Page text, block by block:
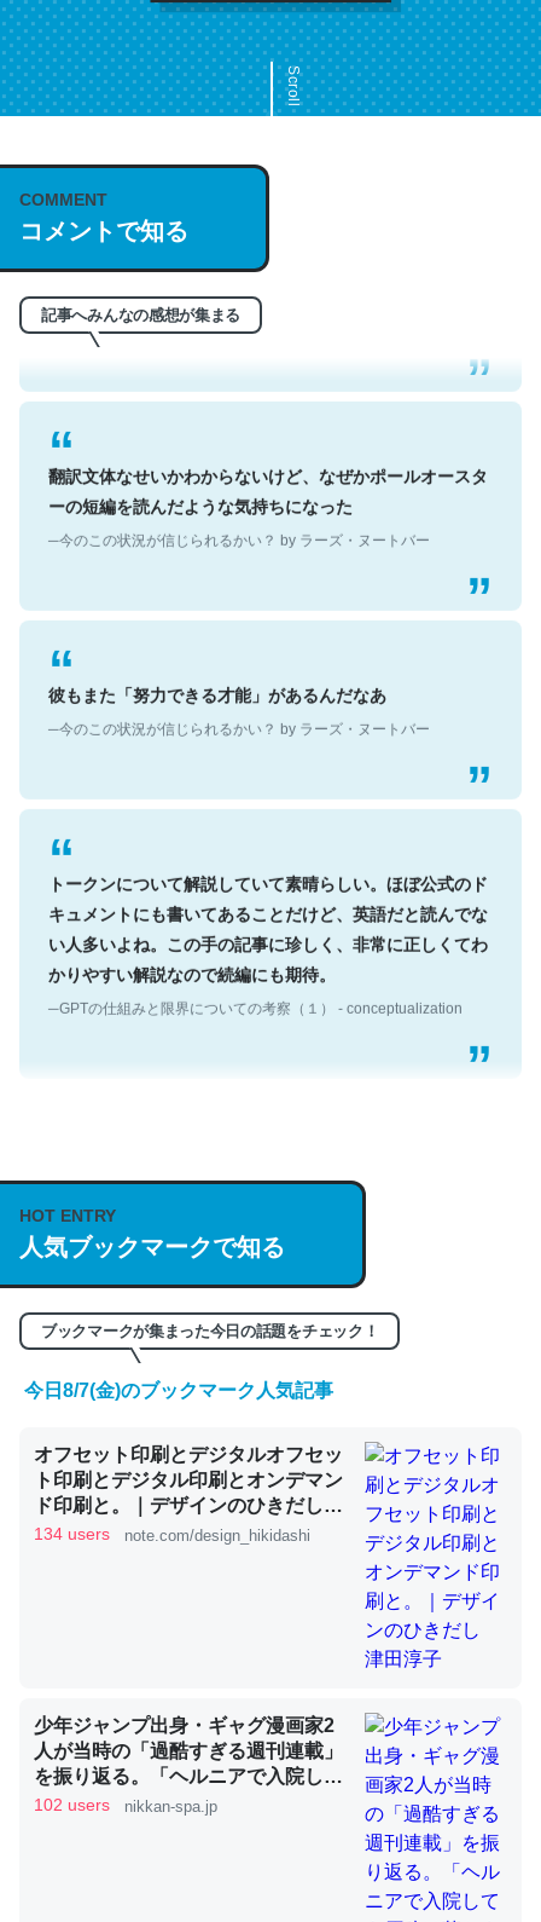
Scroll
COMMENT
コメントで知る
記事へみんなの感想が集まる
これは名文。彼はとてもクレバーなんだろうなと凄く思
う。英語少しでも読める人は原文もお勧め。自分はこの流
れ好き。Let’s Fucking Go. Then Covid hit. Shit.
─今のこの状況が信じられるかい？ by ラーズ・ヌートバー
翻訳文体なせいかわからないけど、なぜかポールオースタ
ーの短編を読んだような気持ちになった
─今のこの状況が信じられるかい？ by ラーズ・ヌートバー
彼もまた「努力できる才能」があるんだなあ
─今のこの状況が信じられるかい？ by ラーズ・ヌートバー
トークンについて解説していて素晴らしい。ほぼ公式のド
キュメントにも書いてあることだけど、英語だと読んでな
い人多いよね。この手の記事に珍しく、非常に正しくてわ
かりやすい解説なので続編にも期待。
─GPTの仕組みと限界についての考察（１） - conceptualization
説してる記事が少ないので貴重な良記事。/続編来た
https://isobe324649.hatenablog.com/entry/2023/03/27
/064121
─GPTの仕組みと限界についての考察（１） - conceptualization
くらい。小説でいう「ずっと前の伏線」は回収されないけ
ど、短期記憶というには多い分量。進化すればするほど分
かりやすく強くなりそう
─GPTの仕組みと限界についての考察（１） - conceptualization
昆虫ってカルシウム少ないのか。知らんかった。調べたら
コオロギのカルシウム分はエビの600分の1程度。
─ニュース :: 【研究発表】昆虫学の大問題＝「昆虫はなぜ海にいな
HOT ENTRY
人気ブックマークで知る
ブックマークが集まった今日の話題をチェック！
今日8/7(金)のブックマーク人気記事
オフセット印刷とデジタルオフセッ
ト印刷とデジタル印刷とオンデマン
ド印刷と。｜デザインのひきだし
津田淳子
134 users note.com/design_hikidashi
少年ジャンプ出身・ギャグ漫画家2
人が当時の「過酷すぎる週刊連載」
を振り返る。「ヘルニアで入院して
も原稿は落とさない」ストイックな
102 users nikkan-spa.jp